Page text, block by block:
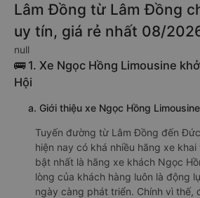
Lâm Đồng từ Lâm Đồng
uy tín, giá rẻ nhất 08/
null
🚌 1. Xe Ngọc Hồng Limousine
Hội
a. Giới thiệu xe Ngọc Hồng Limousine
Tuyến đường từ Lâm Đồng đến
hiện nay có khá nhiều hãng xe
bật nhất là hãng xe khách Ngọc
lòng của khách hàng luôn là động
ngày càng phát triển. Chính vì thế,